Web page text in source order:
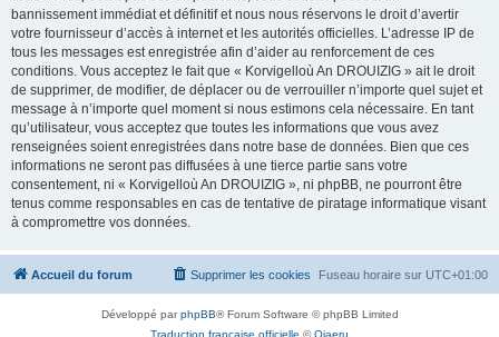
bannissement immédiat et définitif et nous nous réservons le droit d’avertir
votre fournisseur d’accès à internet et les autorités officielles. L’adresse IP de
tous les messages est enregistrée afin d’aider au renforcement de ces
conditions. Vous acceptez le fait que « Korvigelloù An DROUIZIG » ait le droit
de supprimer, de modifier, de déplacer ou de verrouiller n’importe quel sujet et
message à n’importe quel moment si nous estimons cela nécessaire. En tant
qu’utilisateur, vous acceptez que toutes les informations que vous avez
renseignées soient enregistrées dans notre base de données. Bien que ces
informations ne seront pas diffusées à une tierce partie sans votre
consentement, ni « Korvigelloù An DROUIZIG », ni phpBB, ne pourront être
tenus comme responsables en cas de tentative de piratage informatique visant
à compromettre vos données.
Accueil du forum Fuseau horaire sur UTC+01:00
Supprimer les cookies
Développé parphpBB® Forum Software © phpBB Limited
Traduction française officielle ©Qiaeru